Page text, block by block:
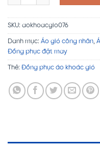
SKU: aokhoacgio076
Danh mục: Áo gió công nhân,
Đồng phục đặt may
Thẻ: Đồng phục áo khoác gió